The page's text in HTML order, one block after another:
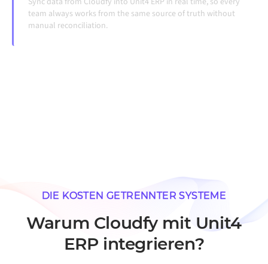
team always works from the same source of truth without
manual reconciliation.
DIE KOSTEN GETRENNTER SYSTEME
Warum Cloudfy mit Unit4
ERP integrieren?